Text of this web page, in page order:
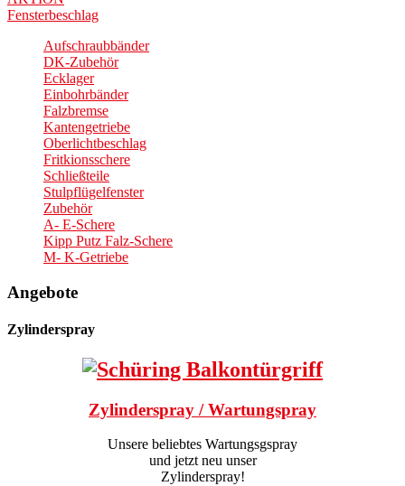
Fensterbeschlag
Aufschraubbänder
DK-Zubehör
Ecklager
Einbohrbänder
Falzbremse
Kantengetriebe
Oberlichtbeschlag
Fritkionsschere
Schließteile
Stulpflügelfenster
Zubehör
A- E-Schere
Kipp Putz Falz-Schere
M- K-Getriebe
Angebote
Zylinderspray
Zylinderspray / Wartungspray
Unsere beliebtes Wartungsgspray
und jetzt neu unser
Zylinderspray!